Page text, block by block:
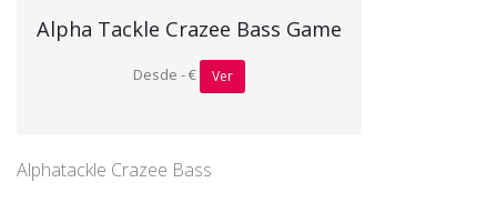
Alpha Tackle Crazee Bass Game
Desde - € Ver
Alphatackle Crazee Bass